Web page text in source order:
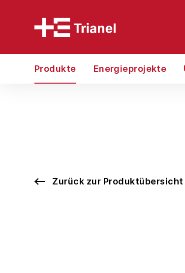
Produkte Energieprojekte
Zurück zur Produktübersicht